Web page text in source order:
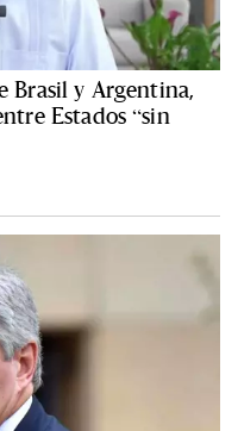
Brasil y Argentina,
Estados “sin